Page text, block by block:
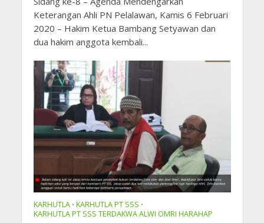
Keterangan Ahli PN Pelalawan, Kamis 6 Februari
2020 – Hakim Ketua Bambang Setyawan dan
dua hakim anggota kembali...
KARHUTLA • KARHUTLA PT SSS •
KARHUTLA PT SSS TERDAKWA ALWI OMRI HARAHAP